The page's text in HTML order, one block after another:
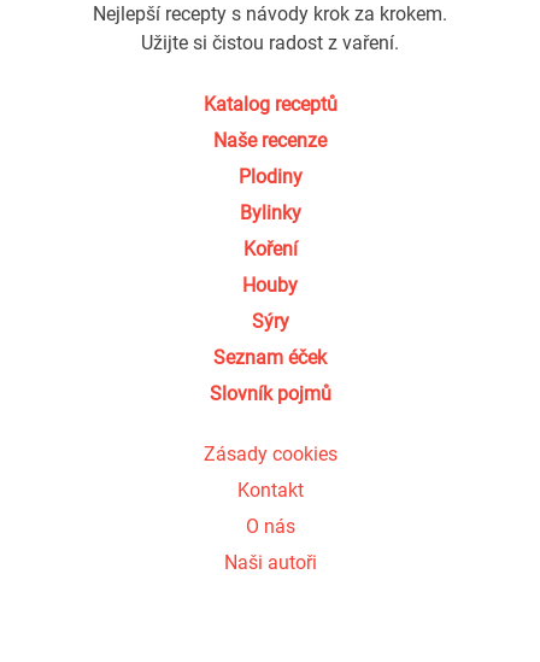
Nejlepší recepty s návody krok za krokem.
Užijte si čistou radost z vaření.
Katalog receptů
Naše recenze
Plodiny
Bylinky
Koření
Houby
Sýry
Seznam éček
Slovník pojmů
Zásady cookies
Kontakt
O nás
Naši autoři